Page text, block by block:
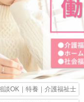
談OK｜特養｜介護福祉士